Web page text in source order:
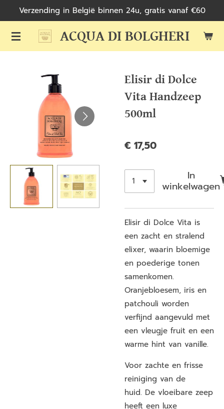
naar
de
ACQUA DI BOLGHERI
Verzending in België binnen 24u, gratis vanaf €60
Elisir di Dolce
Vita Handzeep
500ml
€ 17,50
In
winkelwagen
Elisir di Dolce Vita is
een zacht en stralend
elixer, waarin bloemige
en poederige tonen
samenkomen.
Oranjebloesem, iris en
patchouli worden
verfijnd aangevuld met
een vleugje fruit en een
warme hint van vanille.
Voor zachte en frisse
reiniging van de
huid. De vloeibare zeep
heeft een luxe